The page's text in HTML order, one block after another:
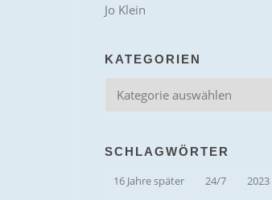
Jo Klein
KATEGORIEN
SCHLAGWÖRTER
16 Jahre später 24/7
2023